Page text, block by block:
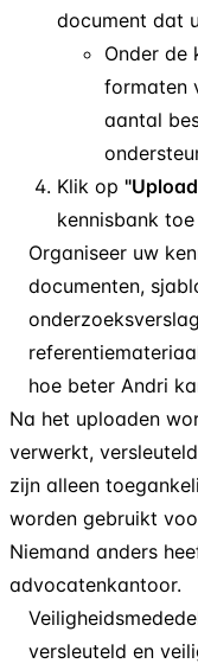
document dat
Onder de
formaten
aantal
Klik op
kennisbank
Organiseer uw
documenten,
hoe beter Andri
Na het uploaden
verwerkt,
zijn alleen
worden gebruikt
Niemand anders
advocatenkantoor.
versleuteld en